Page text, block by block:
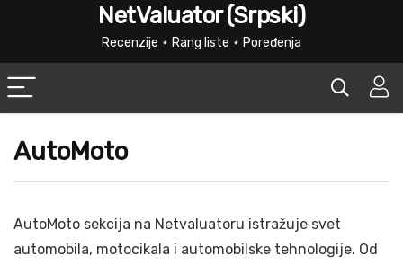
NetValuator (Srpski)
Recenzije ⋆ Rang liste ⋆ Poređenja
AutoMoto
AutoMoto sekcija na Netvaluatoru istražuje svet
automobila, motocikala i automobilske tehnologije. Od